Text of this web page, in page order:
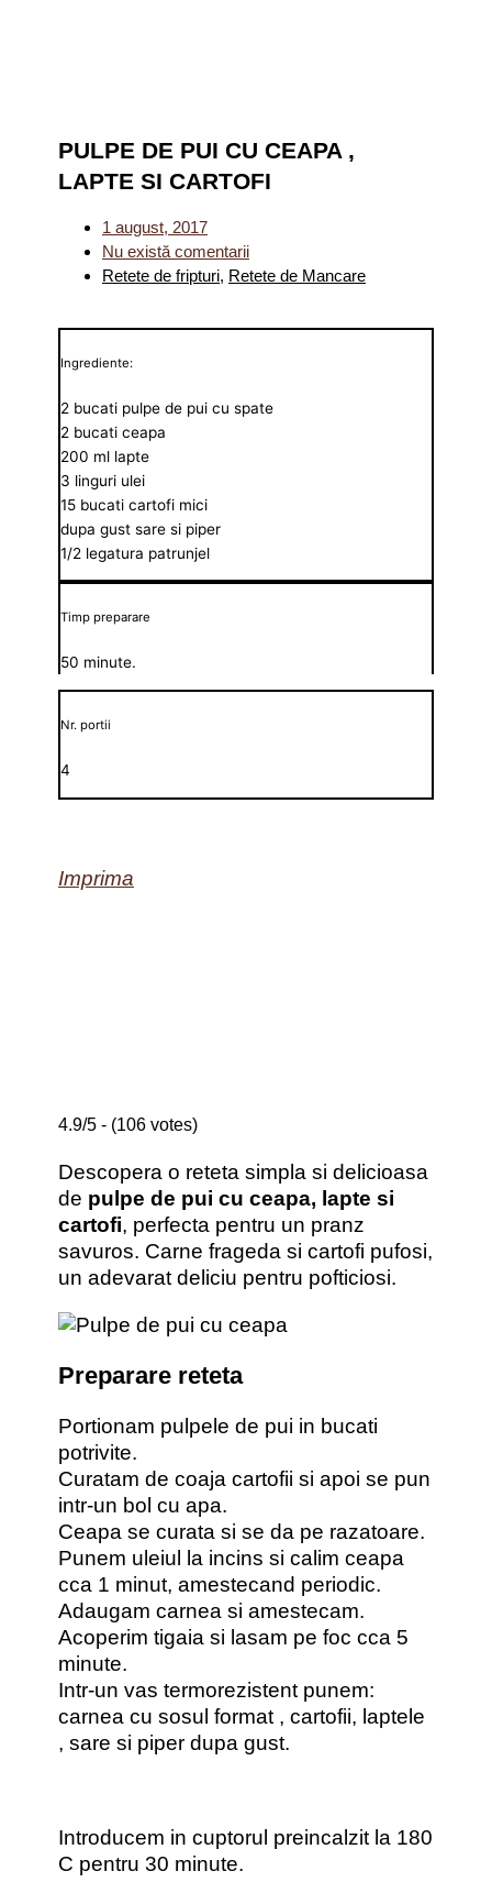
PULPE DE PUI CU CEAPA ,
LAPTE SI CARTOFI
1 august, 2017
Nu există comentarii
Retete de fripturi, Retete de Mancare
Ingrediente:
2 bucati pulpe de pui cu spate
2 bucati ceapa
200 ml lapte
3 linguri ulei
15 bucati cartofi mici
dupa gust sare si piper
1/2 legatura patrunjel
Timp preparare
50 minute.
Nr. portii
4
Imprima
4.9/5 - (106 votes)
Descopera o reteta simpla si delicioasa
de pulpe de pui cu ceapa, lapte si
cartofi, perfecta pentru un pranz
savuros. Carne frageda si cartofi pufosi,
un adevarat deliciu pentru pofticiosi.
Preparare reteta
Portionam pulpele de pui in bucati
potrivite.
Curatam de coaja cartofii si apoi se pun
intr-un bol cu apa.
Ceapa se curata si se da pe razatoare.
Punem uleiul la incins si calim ceapa
cca 1 minut, amestecand periodic.
Adaugam carnea si amestecam.
Acoperim tigaia si lasam pe foc cca 5
minute.
Intr-un vas termorezistent punem:
carnea cu sosul format , cartofii, laptele
, sare si piper dupa gust.
Introducem in cuptorul preincalzit la 180
C pentru 30 minute.